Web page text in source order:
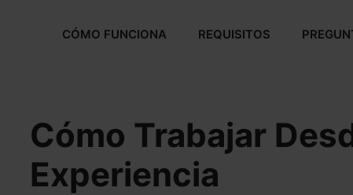
CÓMO FUNCIONA REQUISITOS
Cómo Trabajar
Experiencia